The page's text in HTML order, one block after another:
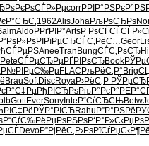
РѕСЃР»РµcorrРРІР°РЅ
1962AlisJohaРљРѕСЂРѕ
AldoР­РґРІР°ArtsР РѕСЃСЃ
Р“РѕР»РѕРІРїРµСЂСЃС‚РёС…Geor
AneeTran BungСЃС‚РѕСЂ
PeteСЃРµСЂРµРҐРІРѕСЂBook
РІРµС‰РµFLAC РљРёС‚Р° Brig
BrauSoftDiscRoyaР›РёС‚Р
РђРІСЂРѕРњР°РєР°
GottEverSony Inte Р“СѓСЂСЊBetw
РЎР°РІСЋRahu Р”Р°РЅРё
Р“СѓС‰Рё РџРѕРЅРѕР‘Р°Р»С‹
DevoР”РјРёС‚ Р›РѕРїСѓ